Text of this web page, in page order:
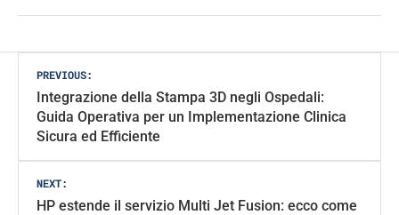
Post
navigation
PREVIOUS:
Integrazione della Stampa 3D negli Ospedali:
Guida Operativa per un Implementazione Clinica
Sicura ed Efficiente
NEXT:
HP estende il servizio Multi Jet Fusion: ecco come